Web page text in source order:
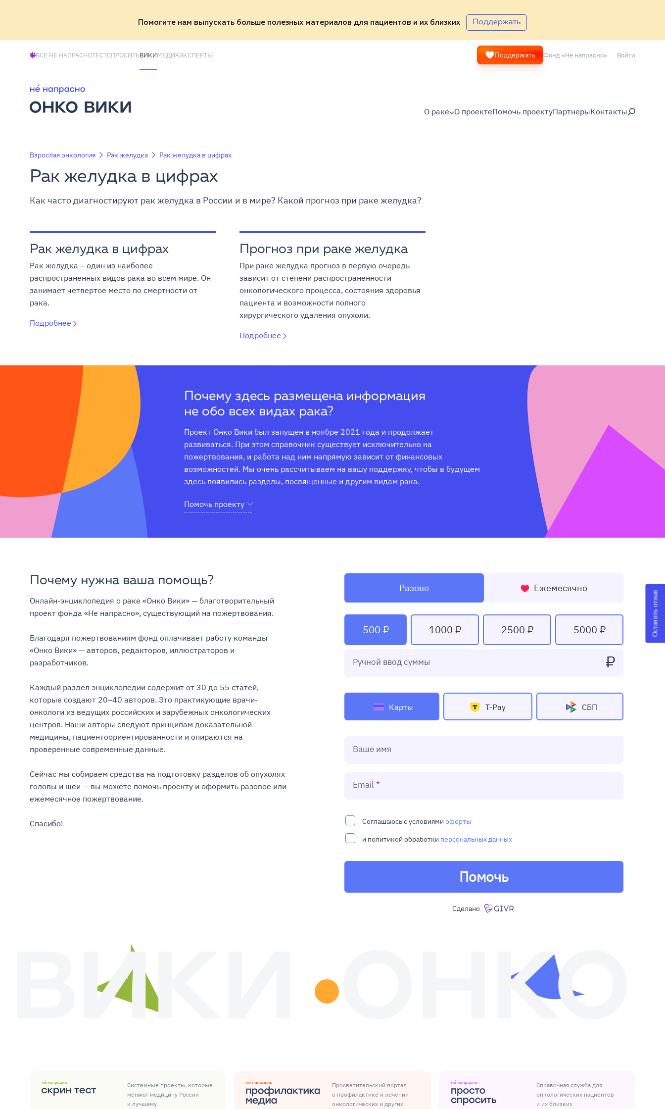
Помогите нам выпускать больше полезных материалов для пациентов и их близких Поддержать
ВСЕ НЕ НАПРАСНОТЕСТСПРОСИТЬВИКИМЕДИАЭКСПЕРТЫ Поддержать Фонд «Не напрасно» Войти
О раке О проектеПомочь проектуПартнерыКонтакты
Взрослая онкология Рак желудка Рак желудка в цифрах
Рак желудка в цифрах
Как часто диагностируют рак желудка в России и в мире? Какой прогноз при раке желудка?
Рак желудка в цифрах
Рак желудка – один из наиболее
распространенных видов рака во всем мире. Он
занимает четвертое место по смертности от
рака.
Подробнее
Прогноз при раке желудка
При раке желудка прогноз в первую очередь
зависит от степени распространенности
онкологического процесса, состояния здоровья
пациента и возможности полного
хирургического удаления опухоли.
Подробнее
Почему здесь размещена информация
не обо всех видах рака?
Проект Онко Вики был запущен в ноябре 2021 года и продолжает
развиваться. При этом справочник существует исключительно на
пожертвования, и работа над ним напрямую зависит от финансовых
возможностей. Мы очень рассчитываем на вашу поддержку, чтобы в будущем
здесь появились разделы, посвященные и другим видам рака.
Помочь проекту
Почему нужна ваша помощь?
Онлайн-энциклопедия о раке «Онко Вики» — благотворительный
проект фонда «Не напрасно», существующий на пожертвования.
Благодаря пожертвованиям фонд оплачивает работу команды
«Онко Вики» — авторов, редакторов, иллюстраторов и
разработчиков.
Каждый раздел энциклопедии содержит от 30 до 55 статей,
которые создают 20–40 авторов. Это практикующие врачи-
онкологи из ведущих российских и зарубежных онкологических
центров. Наши авторы следуют принципам доказательной
медицины, пациентоориентированности и опираются на
проверенные современные данные.
Сейчас мы собираем средства на подготовку разделов об опухолях
головы и шеи — вы можете помочь проекту и оформить разовое или
ежемесячное пожертвование.
Спасибо!
Разово Ежемесячно
500 ₽ 1000 ₽ 2500 ₽ 5000 ₽
Ручной ввод суммы ₽
Карты T-Pay СБП
Ваше имя
Email
Соглашаюсь с условиями оферты
и политикой обработки персональных данных
Помочь
Сделано
Системные проекты, которые
меняют медицину России
к лучшему
Просветительский портал
о профилактике и лечении
онкологических и других
Справочная служба для
онкологических пациентов
и их близких
Оставить отзыв